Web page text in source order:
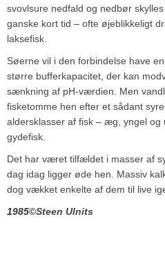
svovlsure nedfald og nedbør
ganske kort tid – ofte øjeblikkeligt
laksefisk.
Søerne vil i den forbindelse have
større bufferkapacitet, der kan
sænkning af pH-værdien. Men
fisketomme hen efter et sådant
aldersklasser af fisk – æg, yngel og
gydefisk.
Det har været tilfældet i masser af
dag idag ligger øde hen. Massiv
dog vækket enkelte af dem til live
1985©️Steen Ulnits